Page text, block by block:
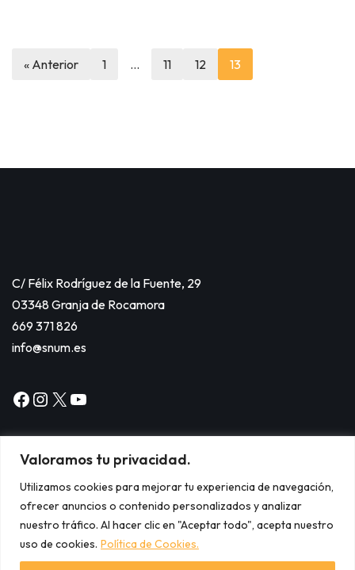
Valoramos tu privacidad.
Utilizamos cookies para mejorar tu experiencia de navegación,
ofrecer anuncios o contenido personalizados y analizar
nuestro tráfico. Al hacer clic en "Aceptar todo", acepta nuestro
uso de cookies. Política de Cookies.
« Anterior 1 … 11 12 13
C/ Félix Rodríguez de la Fuente, 29
03348 Granja de Rocamora
669 371 826
info@snum.es
Copyright © 2024
Aviso legal.
Política de cookies.